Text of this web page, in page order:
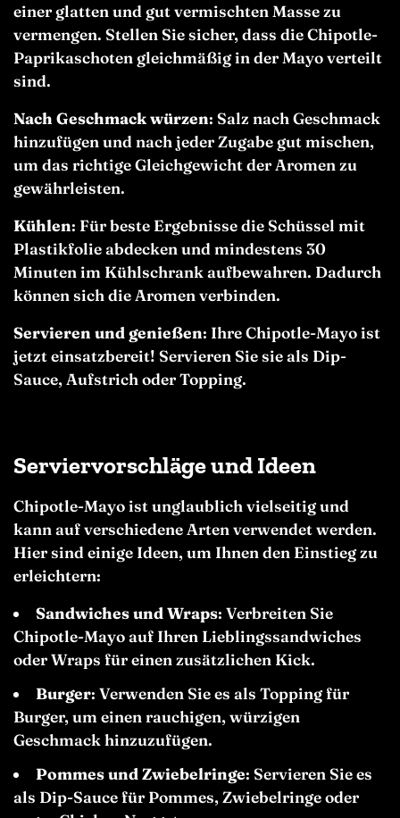
einer glatten und gut vermischten Masse zu
vermengen. Stellen Sie sicher, dass die Chipotle-
Paprikaschoten gleichmäßig in der Mayo verteilt
sind.
Nach Geschmack würzen: Salz nach Geschmack
hinzufügen und nach jeder Zugabe gut mischen,
um das richtige Gleichgewicht der Aromen zu
gewährleisten.
Kühlen: Für beste Ergebnisse die Schüssel mit
Plastikfolie abdecken und mindestens 30
Minuten im Kühlschrank aufbewahren. Dadurch
können sich die Aromen verbinden.
Servieren und genießen: Ihre Chipotle-Mayo ist
jetzt einsatzbereit! Servieren Sie sie als Dip-
Sauce, Aufstrich oder Topping.
Serviervorschläge und Ideen
Chipotle-Mayo ist unglaublich vielseitig und
kann auf verschiedene Arten verwendet werden.
Hier sind einige Ideen, um Ihnen den Einstieg zu
erleichtern:
Sandwiches und Wraps: Verbreiten Sie
Chipotle-Mayo auf Ihren Lieblingssandwiches
oder Wraps für einen zusätzlichen Kick.
Burger: Verwenden Sie es als Topping für
Burger, um einen rauchigen, würzigen
Geschmack hinzuzufügen.
Pommes und Zwiebelringe: Servieren Sie es
als Dip-Sauce für Pommes, Zwiebelringe oder